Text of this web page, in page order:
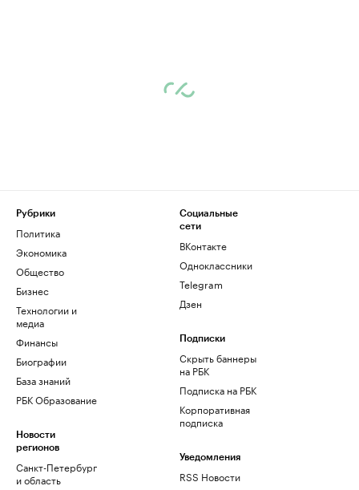
Рубрики
Политика
Экономика
Общество
Бизнес
Технологии и
медиа
Финансы
Биографии
База знаний
РБК Образование
Новости
регионов
Санкт-Петербург
и область
Социальные
сети
ВКонтакте
Одноклассники
Telegram
Дзен
Подписки
Скрыть баннеры
на РБК
Подписка на РБК
Корпоративная
подписка
Уведомления
RSS Новости